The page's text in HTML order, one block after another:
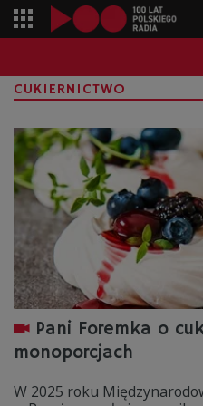
CUKIERNICTWO
Pani Foremka o
monoporcjach
W 2025 roku